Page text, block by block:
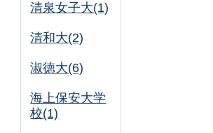
清泉女子大(1)
清和大(2)
淑徳大(6)
海上保安大学
校(1)